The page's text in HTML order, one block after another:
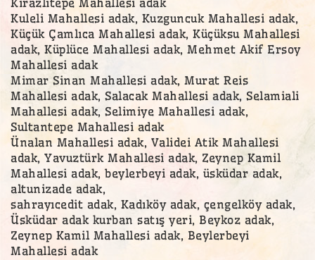
Kuleli Mahallesi adak, Kuzguncuk Mahallesi adak,
Küçük Çamlıca Mahallesi adak, Küçüksu Mahallesi
adak, Küplüce Mahallesi adak, Mehmet Akif Ersoy
Mahallesi adak
Mimar Sinan Mahallesi adak, Murat Reis
Mahallesi adak, Salacak Mahallesi adak, Selamiali
Mahallesi adak, Selimiye Mahallesi adak,
Sultantepe Mahallesi adak
Ünalan Mahallesi adak, Validei Atik Mahallesi
adak, Yavuztürk Mahallesi adak, Zeynep Kamil
Mahallesi adak, beylerbeyi adak, üsküdar adak,
altunizade adak,
sahrayıcedit adak, Kadıköy adak, çengelköy adak,
Üsküdar adak kurban satış yeri, Beykoz adak,
Zeynep Kamil Mahallesi adak, Beylerbeyi
Mahallesi adak